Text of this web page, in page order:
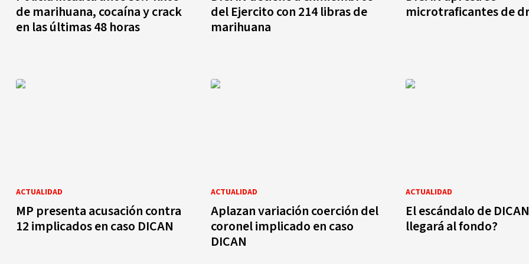
de marihuana, cocaína y crack
en las últimas 48 horas
del Ejercito con 214 libras de
marihuana
microtraficantes de
ACTUALIDAD
MP presenta acusación contra
12 implicados en caso DICAN
ACTUALIDAD
Aplazan variación coerción del
coronel implicado en caso
DICAN
ACTUALIDAD
El escándalo de
llegará al fondo?